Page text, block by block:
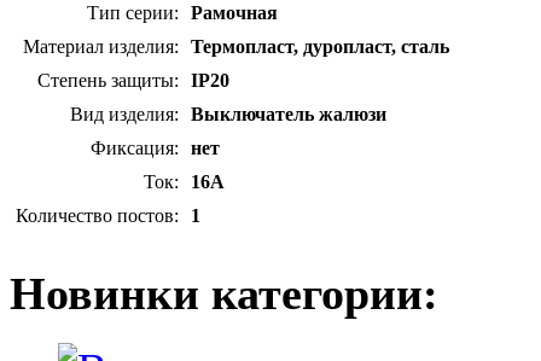
Тип серии:
Рамочная
Материал изделия:
Термопласт, дуропласт, сталь
Степень защиты:
IP20
Вид изделия:
Выключатель жалюзи
Фиксация:
нет
Ток:
16А
Количество постов:
1
Новинки категории: